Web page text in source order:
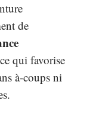
de
qui favorise
à-coups ni